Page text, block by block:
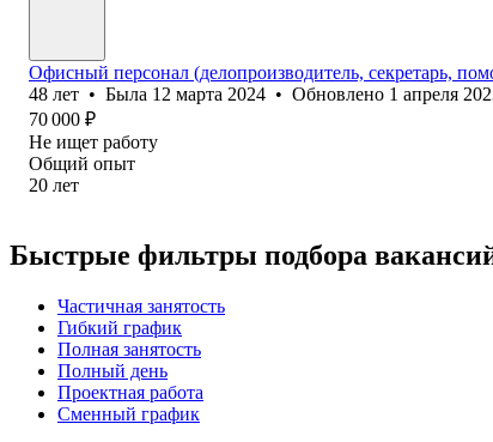
Офисный персонал (делопроизводитель, секретарь,
48 лет • Была 12 марта 2024 • Обновлено 1 апреля
70 000 ₽
Не ищет работу
Общий опыт
20 лет
Быстрые фильтры подбора
Частичная занятость
Гибкий график
Полная занятость
Полный день
Проектная работа
Сменный график